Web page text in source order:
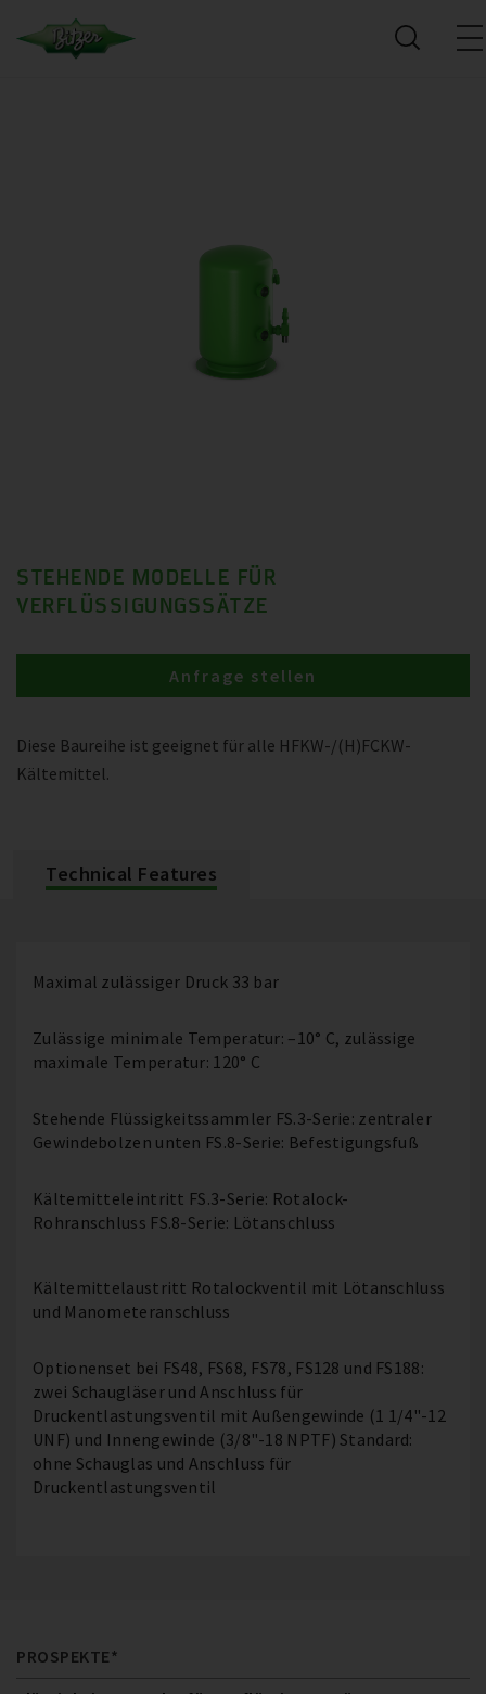
STEHENDE MODELLE FÜR
VERFLÜSSIGUNGSSÄTZE
Diese Baureihe ist geeignet für alle HFKW-/(H)FCKW-
Kältemittel.
Anfrage stellen
Technical Features
Maximal zulässiger Druck 33 bar
Zulässige minimale Temperatur: –10° C, zulässige
maximale Temperatur: 120° C
Stehende Flüssigkeitssammler FS.3-Serie: zentraler
Gewindebolzen unten FS.8-Serie: Befestigungsfuß
Kältemitteleintritt FS.3-Serie: Rotalock-
Rohranschluss FS.8-Serie: Lötanschluss
Kältemittelaustritt Rotalockventil mit Lötanschluss
und Manometeranschluss
Optionenset bei FS48, FS68, FS78, FS128 und FS188:
zwei Schaugläser und Anschluss für
Druckentlastungsventil mit Außengewinde (1 1/4"-12
UNF) und Innengewinde (3/8"-18 NPTF) Standard:
ohne Schauglas und Anschluss für
Druckentlastungsventil
PROSPEKTE*